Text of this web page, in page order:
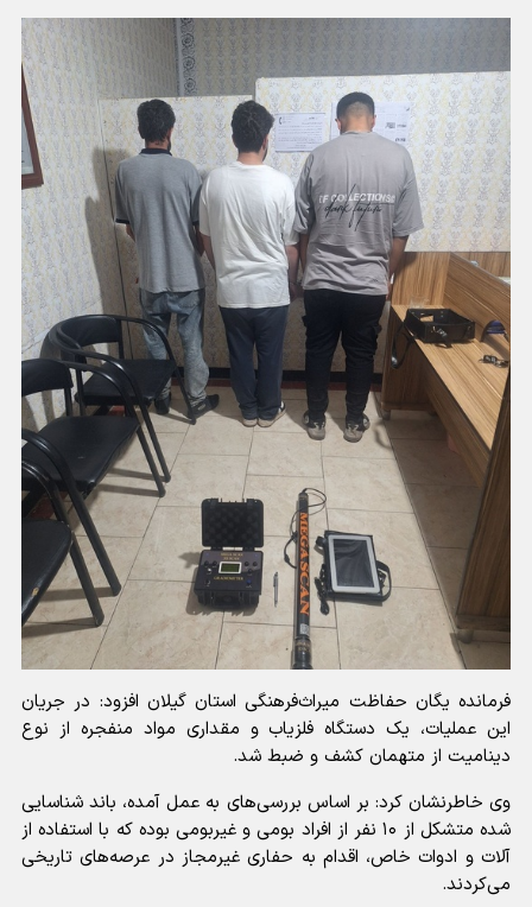
فرمانده یگان حفاظت میراث‌فرهنگی استان گیلان افزود: در جریان
این عملیات، یک دستگاه فلزیاب و مقداری مواد منفجره از نوع
دینامیت از متهمان کشف و ضبط شد.
وی خاطرنشان کرد: بر اساس بررسی‌های به عمل آمده، باند شناسایی
شده متشکل از ۱۰ نفر از افراد بومی و غیربومی بوده که با استفاده از
آلات و ادوات خاص، اقدام به حفاری غیرمجاز در عرصه‌های تاریخی
می‌کردند.